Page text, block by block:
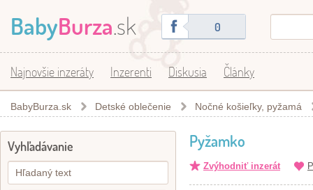
BabyBurza.sk 0
Najnovšie inzeráty Inzerenti Diskusia Články
BabyBurza.sk Detské oblečenie Nočné košieľky, pyžamá
Vyhľadávanie Pyžamko
Zvýhodniť inzerát